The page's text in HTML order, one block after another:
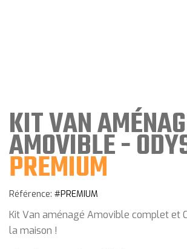
KITVAN
AMOVIBLE-
PREMIUM
Référence: #PREMIUM
Kit Van aménagé Amovible complet et
la maison !